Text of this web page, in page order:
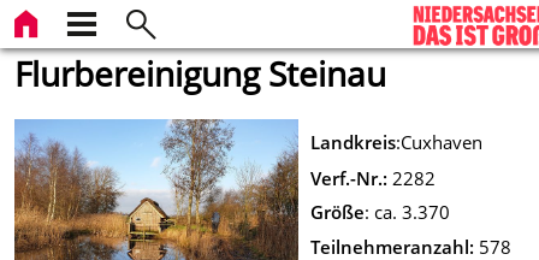
Flurbereinigung Steinau
Landkreis:Cuxhaven
Verf.-Nr.: 2282
Größe: ca. 3.370
Teilnehmeranzahl: 578